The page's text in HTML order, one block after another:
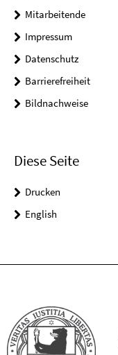
Mitarbeitende
Impressum
Datenschutz
Barrierefreiheit
Bildnachweise
Diese Seite
Drucken
English